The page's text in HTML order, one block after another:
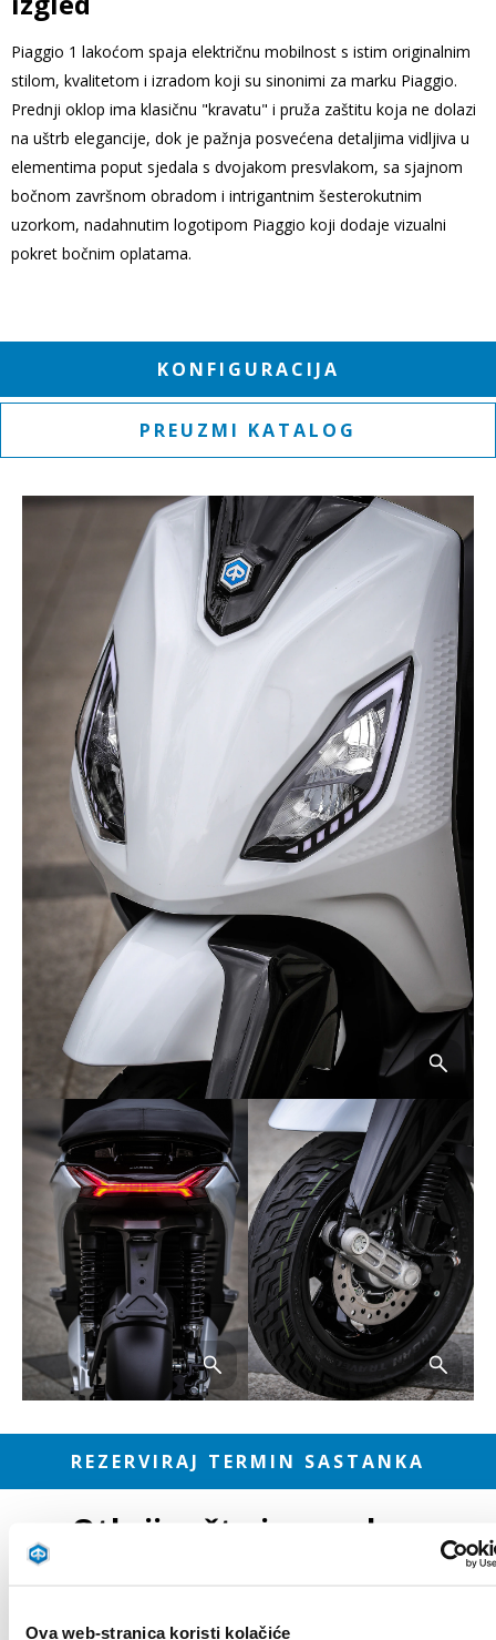
Ova web-stranica koristi kolačiće
Piaggio 1 lakoćom spaja električnu mobilnost s istim originalnim
stilom, kvalitetom i izradom koji su sinonimi za marku Piaggio.
Prednji oklop ima klasičnu "kravatu" i pruža zaštitu koja ne dolazi
na uštrb elegancije, dok je pažnja posvećena detaljima vidljiva u
elementima poput sjedala s dvojakom presvlakom, sa sjajnom
bočnom završnom obradom i intrigantnim šesterokutnim
uzorkom, nadahnutim logotipom Piaggio koji dodaje vizualni
pokret bočnim oplatama.
KONFIGURACIJA
PREUZMI KATALOG
REZERVIRAJ TERMIN SASTANKA
Otkrij zašto je poseban